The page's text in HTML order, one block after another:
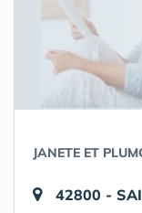
JANETE ET
42800 -